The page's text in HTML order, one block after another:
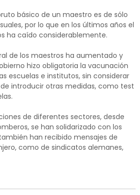
básico de un maestro es de sólo
por lo que en los últimos años el
ha caído considerablemente.
de los maestros ha aumentado y
hizo obligatoria la vacunación
escuelas e institutos, sin considerar
introducir otras medidas, como test
de diferentes sectores, desde
se han solidarizado con los
han recibido mensajes de
como de sindicatos alemanes,